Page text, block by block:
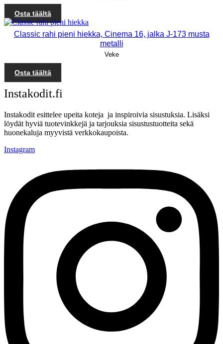
Osta täältä
Classic rahi pieni hiekka, Cinema 16, jalka J-173 musta
metalli
Veke
Osta täältä
Instakodit.fi
Instakodit esittelee upeita koteja ja inspiroivia sisustuksia. Lisäksi
löydät hyviä tuotevinkkejä ja tarjouksia sisustustuotteita sekä
huonekaluja myyvistä verkkokaupoista.
Instagram